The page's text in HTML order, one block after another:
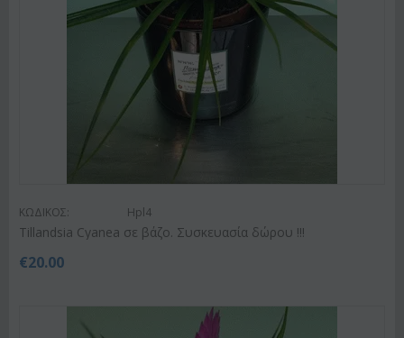
ΚΩΔΙΚΟΣ: Hpl4
Tillandsia Cyanea σε βάζο. Συσκευασία δώρου !!!
€20.00